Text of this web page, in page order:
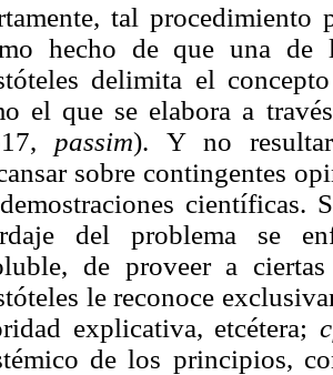
tal
hecho de que una de
delimita el
el que se elabora a
passim). Y no
sobre contingentes
científicas.
del problema se
de proveer a
le reconoce
explicativa, etcétera;
de los principios,